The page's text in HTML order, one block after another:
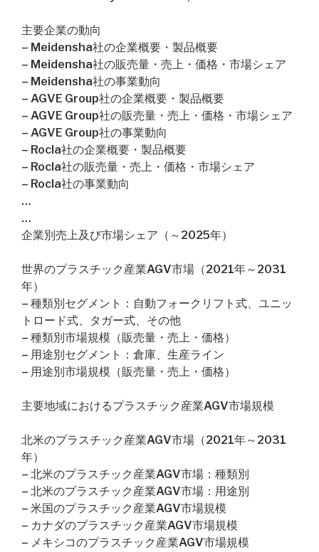
主要企業の動向
– Meidensha社の企業概要・製品概要
– Meidensha社の販売量・売上・価格・市場シェア
– Meidensha社の事業動向
– AGVE Group社の企業概要・製品概要
– AGVE Group社の販売量・売上・価格・市場シェア
– AGVE Group社の事業動向
– Rocla社の企業概要・製品概要
– Rocla社の販売量・売上・価格・市場シェア
– Rocla社の事業動向
…
…
企業別売上及び市場シェア（～2025年）
世界のプラスチック産業AGV市場（2021年～2031
年）
– 種類別セグメント：自動フォークリフト式、ユニッ
トロード式、タガー式、その他
– 種類別市場規模（販売量・売上・価格）
– 用途別セグメント：倉庫、生産ライン
– 用途別市場規模（販売量・売上・価格）
主要地域におけるプラスチック産業AGV市場規模
北米のプラスチック産業AGV市場（2021年～2031
年）
– 北米のプラスチック産業AGV市場：種類別
– 北米のプラスチック産業AGV市場：用途別
– 米国のプラスチック産業AGV市場規模
– カナダのプラスチック産業AGV市場規模
– メキシコのプラスチック産業AGV市場規模